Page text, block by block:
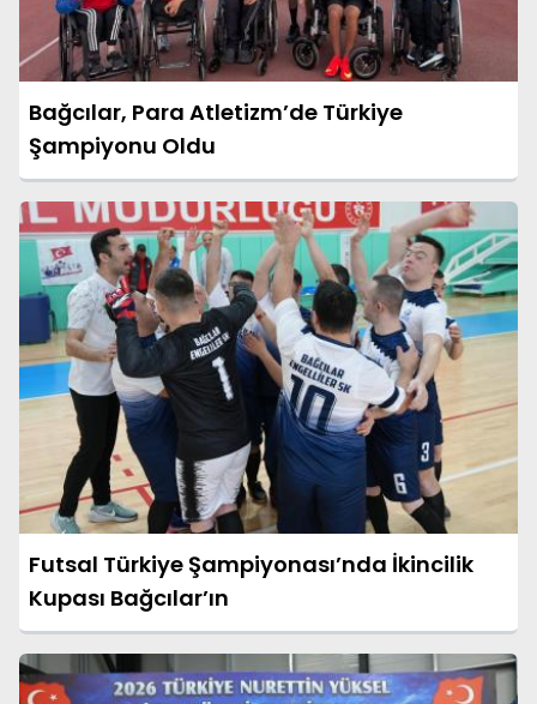
Bağcılar, Para Atletizm’de Türkiye
Şampiyonu Oldu
Futsal Türkiye Şampiyonası’nda İkincilik
Kupası Bağcılar’ın